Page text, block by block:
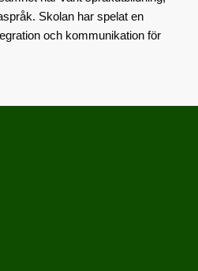
Skolan har spelat en
och kommunikation för